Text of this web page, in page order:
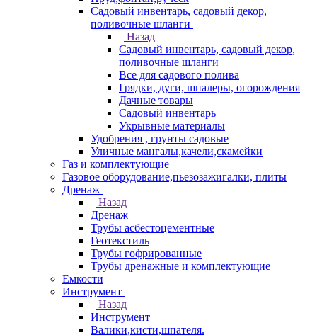
Садовый инвентарь, садовый декор,
поливочные шланги
Назад
Садовый инвентарь, садовый декор,
поливочные шланги
Все для садового полива
Грядки, дуги, шпалеры, огорождения
Дачные товары
Садовый инвентарь
Укрывные материалы
Удобрения , грунты садовые
Уличные мангалы,качели,скамейки
Газ и комплектующие
Газовое оборудование,пьезозажигалки, плиты
Дренаж
Назад
Дренаж
Трубы асбестоцементные
Геотекстиль
Трубы гофрированные
Трубы дренажные и комплектующие
Емкости
Инструмент
Назад
Инструмент
Валики,кисти,шпателя.